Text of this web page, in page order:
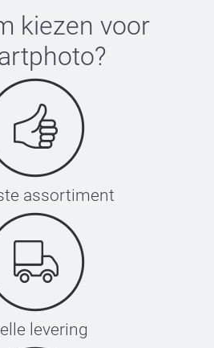
kiezen voor
?
assortiment
levering